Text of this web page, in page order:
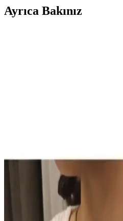
Ayrıca Bakınız
Sun Brown Carrot Butter
cilde sağlıklı bronzluk kazandırır,
uzun süre kalıcı sonuçlar sağlar.
TUTUYA TEXTIL Hep
Renkli Lif Seti Detaylı